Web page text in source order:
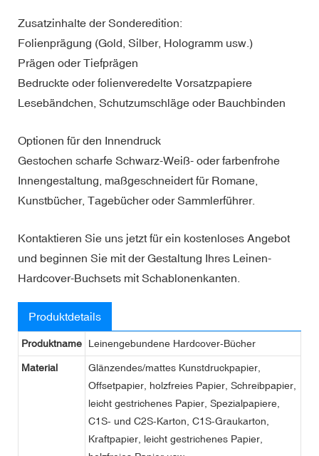
Zusatzinhalte der Sonderedition:
Folienprägung (Gold, Silber, Hologramm usw.)
Prägen oder Tiefprägen
Bedruckte oder folienveredelte Vorsatzpapiere
Lesebändchen, Schutzumschläge oder Bauchbinden
Optionen für den Innendruck
Gestochen scharfe Schwarz-Weiß- oder farbenfrohe
Innengestaltung, maßgeschneidert für Romane,
Kunstbücher, Tagebücher oder Sammlerführer.
Kontaktieren Sie uns jetzt für ein kostenloses Angebot
und beginnen Sie mit der Gestaltung Ihres Leinen-
Hardcover-Buchsets mit Schablonenkanten.
Produktdetails
Produktname Leinengebundene Hardcover-Bücher
Material
Glänzendes/mattes Kunstdruckpapier,
Offsetpapier, holzfreies Papier, Schreibpapier,
leicht gestrichenes Papier, Spezialpapiere,
C1S- und C2S-Karton, C1S-Graukarton,
Kraftpapier, leicht gestrichenes Papier,